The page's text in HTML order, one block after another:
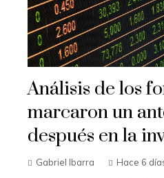
Análisis de los
marcaron un
después en la
Gabriel Ibarra Hace 6